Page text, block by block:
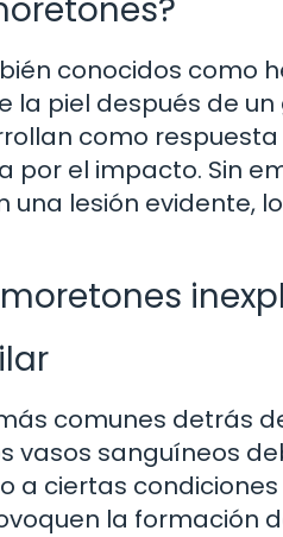
conocidos como
la piel después de
como
por el impacto. Sin
una lesión evidente,
comunes detrás
vasos sanguíneos
a ciertas
la formación